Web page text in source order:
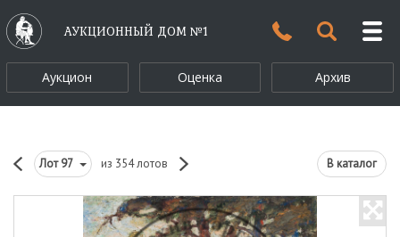
АУКЦИОННЫЙ ДОМ №1
Аукцион Оценка Архив
Лот97 из 354 лотов В каталог